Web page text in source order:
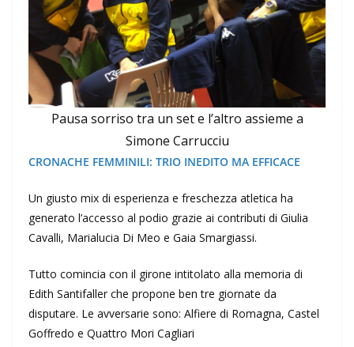
Pausa sorriso tra un set e l’altro assieme a
Simone Carrucciu
CRONACHE FEMMINILI: TRIO INEDITO MA EFFICACE
Un giusto mix di esperienza e freschezza atletica ha
generato l’accesso al podio grazie ai contributi di Giulia
Cavalli, Marialucia Di Meo e Gaia Smargiassi.
Tutto comincia con il girone intitolato alla memoria di
Edith Santifaller che propone ben tre giornate da
disputare. Le avversarie sono: Alfiere di Romagna, Castel
Goffredo e Quattro Mori Cagliari